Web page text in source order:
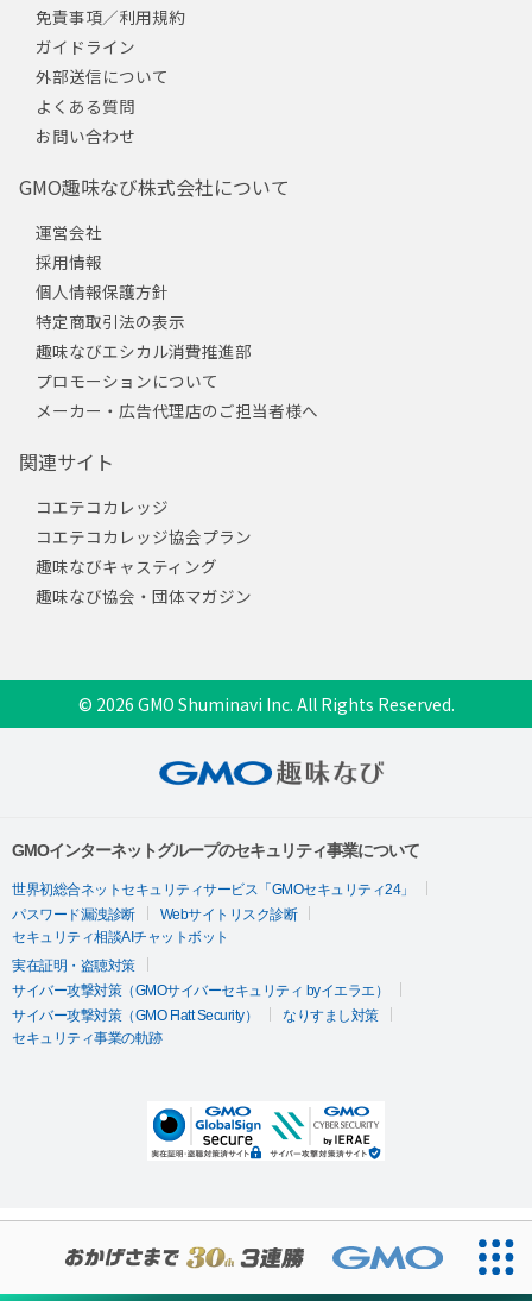
免責事項／利用規約
ガイドライン
外部送信について
よくある質問
お問い合わせ
GMO趣味なび株式会社について
運営会社
採用情報
個人情報保護方針
特定商取引法の表示
趣味なびエシカル消費推進部
プロモーションについて
メーカー・広告代理店のご担当者様へ
関連サイト
コエテコカレッジ
コエテコカレッジ協会プラン
趣味なびキャスティング
趣味なび協会・団体マガジン
© 2026 GMO Shuminavi Inc. All Rights Reserved.